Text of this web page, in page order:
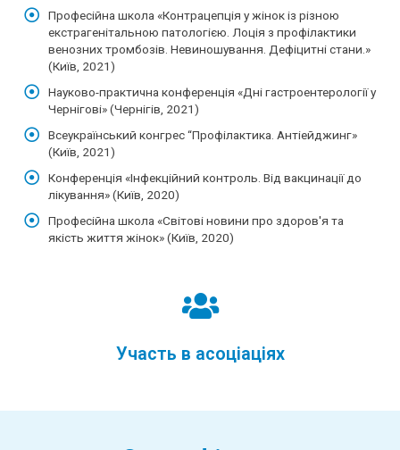
Професійна школа «Контрацепція у жінок із різною
екстрагенітальною патологією. Лоція з профілактики
венозних тромбозів. Невиношування. Дефіцитні стани.»
(Київ, 2021)
Науково-практична конференція «Дні гастроентерології у
Чернігові» (Чернігів, 2021)
Всеукраїнський конгрес “Профілактика. Антіейджинг»
(Київ, 2021)
Конференція «Інфекційний контроль. Від вакцинації до
лікування» (Київ, 2020)
Професійна школа «Світові новини про здоров'я та
якість життя жінок» (Київ, 2020)
Участь в асоціаціях